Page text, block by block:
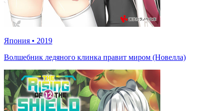
Япония • 2019
Волшебник ледяного клинка правит миром (Новелла)